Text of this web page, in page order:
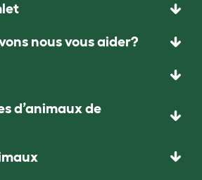
nous vous aider?
d’animaux de